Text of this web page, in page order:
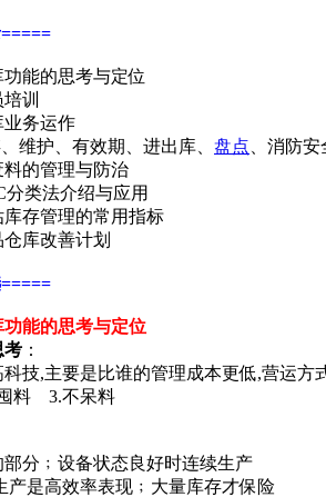
能的思考与定位
训
业务运作
护、有效期、进出库、 盘点 、消防安
的管理与防治
类法介绍与应用
存管理的常用指标
库改善计划
能的思考与定位
考 ：
技,主要是比谁的管理成本更低,营运方
料 3.不呆料
分﹔设备状态良好时连续生产
产是高效率表现﹔大量库存才保险